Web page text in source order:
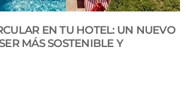
EN TU HOTEL: UN NUEVO
MÁS SOSTENIBLE Y